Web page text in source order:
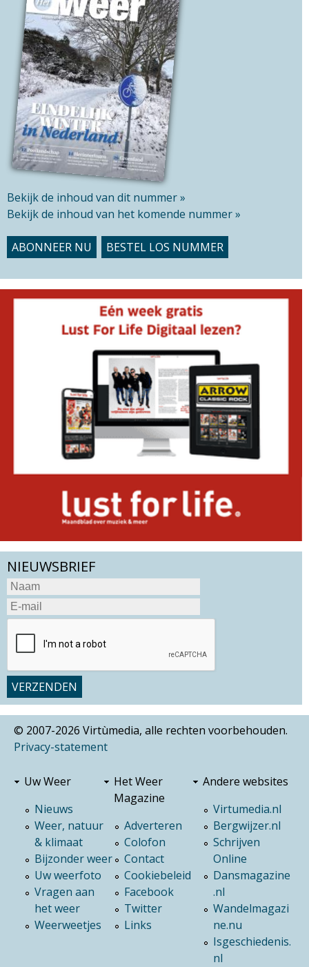
Bekijk de inhoud van dit nummer »
Bekijk de inhoud van het komende nummer »
ABONNEER NU BESTEL LOS NUMMER
NIEUWSBRIEF
© 2007-2026 Virtùmedia, alle rechten voorbehouden.
Privacy-statement
Uw Weer
Nieuws
Weer, natuur
& klimaat
Bijzonder weer
Uw weerfoto
Vragen aan
het weer
Weerweetjes
Het Weer
Magazine
Adverteren
Colofon
Contact
Cookiebeleid
Facebook
Twitter
Links
Andere websites
Virtumedia.nl
Bergwijzer.nl
Schrijven
Online
Dansmagazine
.nl
Wandelmagazi
ne.nu
Isgeschiedenis.
nl